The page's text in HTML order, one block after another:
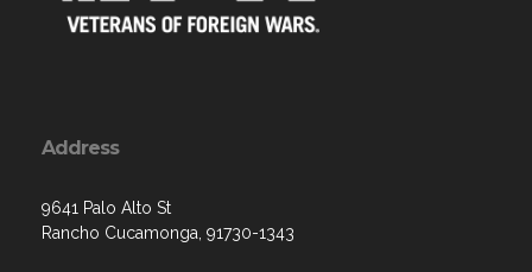
Address
9641 Palo Alto St
Rancho Cucamonga, 91730-1343